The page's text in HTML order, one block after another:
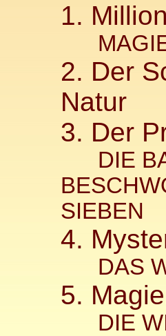
1.
MAGIE
2. Der
Natur
3. Der
DIE
SIEBEN
4.
DAS
5.
DIE